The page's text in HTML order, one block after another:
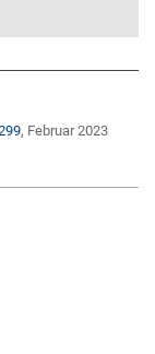
, Februar 2023